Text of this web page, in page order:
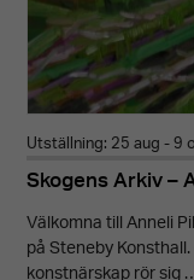
Utställning: 25 aug - 9
Skogens Arkiv –
Välkomna till Anneli
på Steneby